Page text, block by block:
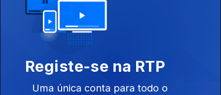
23h Novo incêndio em Carrazeda aumenta
preocupação no concelho
08 ago. 2026
Registe-se na RTP
Uma única conta para todo o